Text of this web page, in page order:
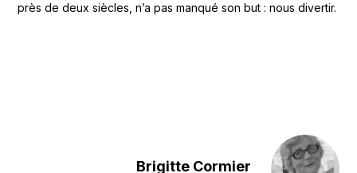
près de deux siècles, n’a pas manqué son but : nous divertir.
Brigitte Cormier